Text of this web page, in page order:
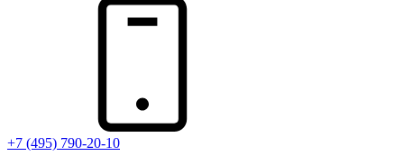
+7 (495) 790-20-10